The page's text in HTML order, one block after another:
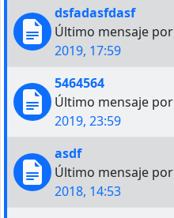
dsfadasfdasf
Último mensaje por
2019, 17:59
5464564
Último mensaje por
2019, 23:59
asdf
Último mensaje por
2018, 14:53